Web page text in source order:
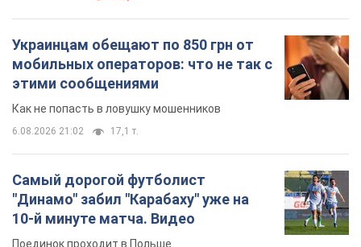
Украинцам обещают по 850 грн от
мобильных операторов: что не так с
этими сообщениями
Как не попасть в ловушку мошенников
6.08.2026 21:02 17,1 т.
Самый дорогой футболист
"Динамо" забил "Карабаху" уже на
10-й минуте матча. Видео
Поединок проходит в Польше